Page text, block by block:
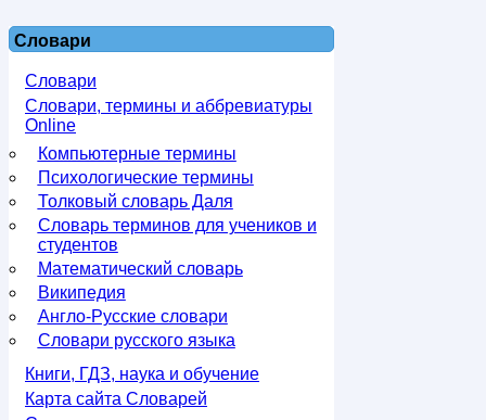
Словари
Словари
Словари, термины и аббревиатуры
Online
Компьютерные термины
Психологические термины
Толковый словарь Даля
Словарь терминов для учеников и
студентов
Математический словарь
Википедия
Англо-Русские словари
Словари русского языка
Книги, ГДЗ, наука и обучение
Карта сайта Словарей